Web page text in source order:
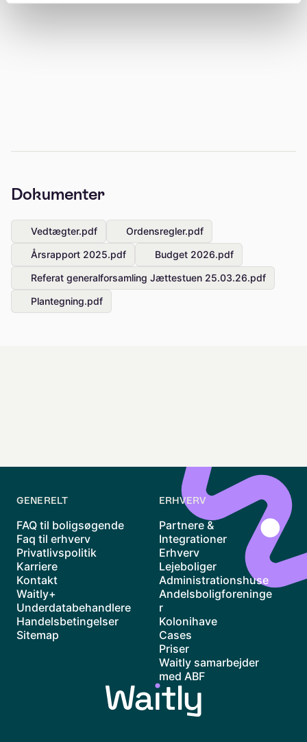
Dokumenter
Vedtægter.pdf
Ordensregler.pdf
Årsrapport 2025.pdf
Budget 2026.pdf
Referat generalforsamling Jættestuen 25.03.26.pdf
Plantegning.pdf
GENERELT
FAQ til boligsøgende
Faq til erhverv
Privatlivspolitik
Karriere
Kontakt
Waitly+
Underdatabehandlere
Handelsbetingelser
Sitemap
ERHVERV
Partnere &
Integrationer
Erhverv
Lejeboliger
Administrationshuse
Andelsboligforeninge
r
Kolonihave
Cases
Priser
Waitly samarbejder
med ABF